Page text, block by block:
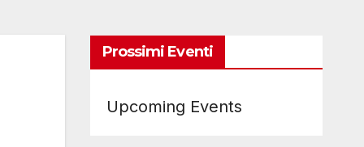
Prossimi Eventi
Upcoming Events